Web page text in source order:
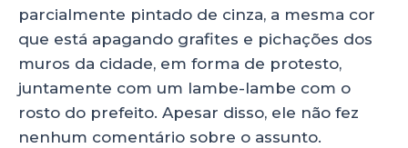
parcialmente pintado de cinza, a mesma cor
que está apagando grafites e pichações dos
muros da cidade, em forma de protesto,
juntamente com um lambe-lambe com o
rosto do prefeito. Apesar disso, ele não fez
nenhum comentário sobre o assunto.